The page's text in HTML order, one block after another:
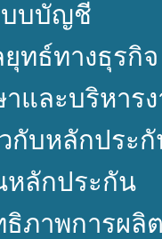
บบบัญชี
ทธ์ทางธุรกิจ
าและบริหา
กับหลักประ
หลักประกัน
ภาพการผลิ